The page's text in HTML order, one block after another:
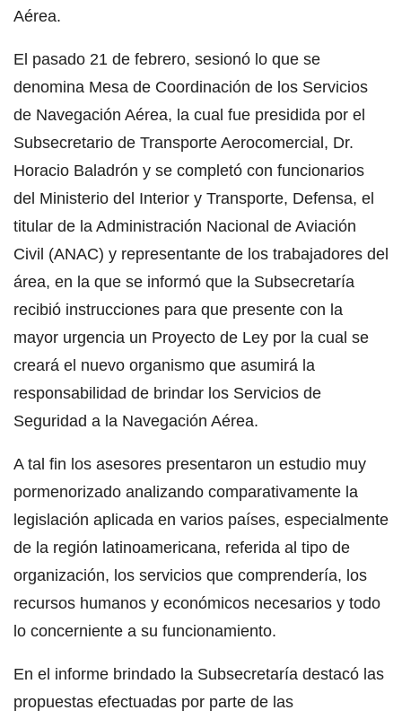
Aérea.
El pasado 21 de febrero, sesionó lo que se
denomina Mesa de Coordinación de los Servicios
de Navegación Aérea, la cual fue presidida por el
Subsecretario de Transporte Aerocomercial, Dr.
Horacio Baladrón y se completó con funcionarios
del Ministerio del Interior y Transporte, Defensa, el
titular de la Administración Nacional de Aviación
Civil (ANAC) y representante de los trabajadores del
área, en la que se informó que la Subsecretaría
recibió instrucciones para que presente con la
mayor urgencia un Proyecto de Ley por la cual se
creará el nuevo organismo que asumirá la
responsabilidad de brindar los Servicios de
Seguridad a la Navegación Aérea.
A tal fin los asesores presentaron un estudio muy
pormenorizado analizando comparativamente la
legislación aplicada en varios países, especialmente
de la región latinoamericana, referida al tipo de
organización, los servicios que comprendería, los
recursos humanos y económicos necesarios y todo
lo concerniente a su funcionamiento.
En el informe brindado la Subsecretaría destacó las
propuestas efectuadas por parte de las